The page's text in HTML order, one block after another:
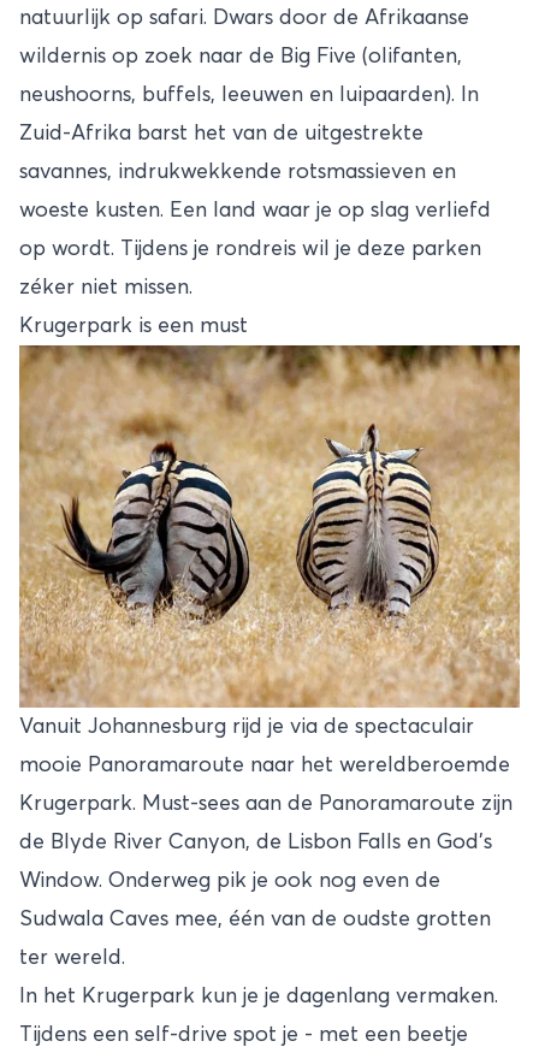
natuurlijk op safari. Dwars door de Afrikaanse
wildernis op zoek naar de Big Five (olifanten,
neushoorns, buffels, leeuwen en luipaarden). In
Zuid-Afrika barst het van de uitgestrekte
savannes, indrukwekkende rotsmassieven en
woeste kusten. Een land waar je op slag verliefd
op wordt. Tijdens je rondreis wil je deze parken
zéker niet missen.
Krugerpark is een must
Vanuit Johannesburg rijd je via de spectaculair
mooie Panoramaroute naar het wereldberoemde
Krugerpark. Must-sees aan de Panoramaroute zijn
de Blyde River Canyon, de Lisbon Falls en God’s
Window. Onderweg pik je ook nog even de
Sudwala Caves mee, één van de oudste grotten
ter wereld.
In het Krugerpark kun je je dagenlang vermaken.
Tijdens een self-drive spot je - met een beetje